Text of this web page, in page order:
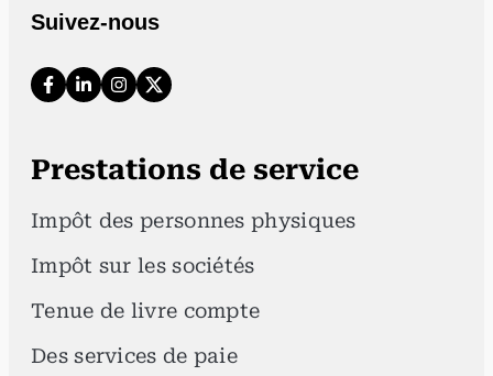
Suivez-nous
Prestations de service
Impôt des personnes physiques
Impôt sur les sociétés
Tenue de livre compte
Des services de paie